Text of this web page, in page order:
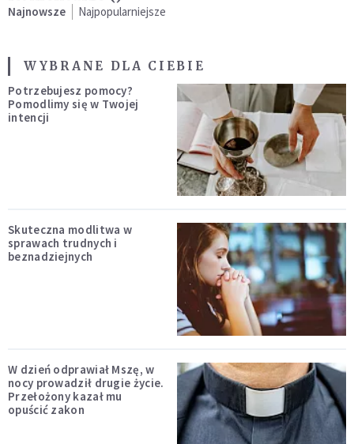
Najnowsze Najpopularniejsze
WYBRANE DLA CIEBIE
Potrzebujesz pomocy?
Pomodlimy się w Twojej
intencji
Skuteczna modlitwa w
sprawach trudnych i
beznadziejnych
W dzień odprawiał Mszę, w
nocy prowadził drugie życie.
Przełożony kazał mu
opuścić zakon